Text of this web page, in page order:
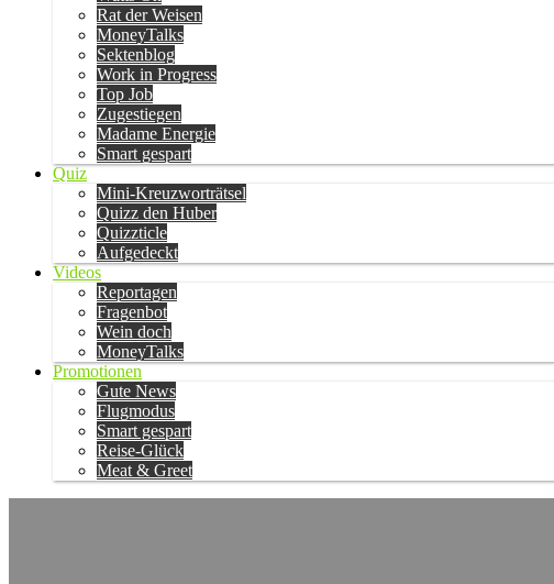
Rat der Weisen
MoneyTalks
Sektenblog
Work in Progress
Top Job
Zugestiegen
Madame Energie
Smart gespart
Quiz
Mini-Kreuzworträtsel
Quizz den Huber
Quizzticle
Aufgedeckt
Videos
Reportagen
Fragenbot
Wein doch
MoneyTalks
Promotionen
Gute News
Flugmodus
Smart gespart
Reise-Glück
Meat & Greet